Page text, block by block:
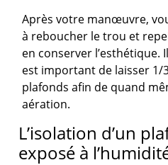
Après votre manœuvre,
à reboucher le trou et
en conserver l’esthétique.
est important de laisser 1/
plafonds afin de quand
aération.
L’isolation d’un
exposé à